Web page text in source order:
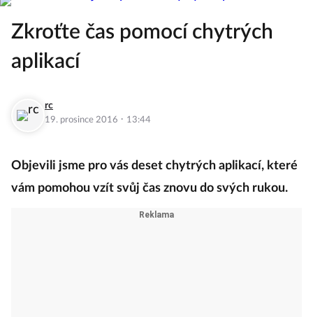
Zkroťte čas pomocí chytrých
aplikací
rc
19. prosince 2016 · 13:44
Objevili jsme pro vás deset chytrých aplikací, které
vám pomohou vzít svůj čas znovu do svých rukou.